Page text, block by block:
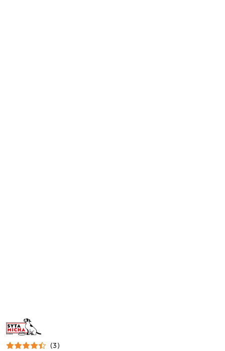
NAZWA
PRODUCENTA:
SYTA
MICHA (3)